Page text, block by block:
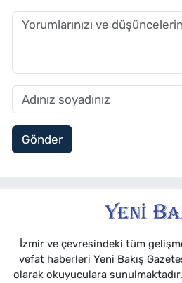
Gönder
İzmir ve çevresindeki tüm
vefat haberleri Yeni Bakış
olarak okuyuculara